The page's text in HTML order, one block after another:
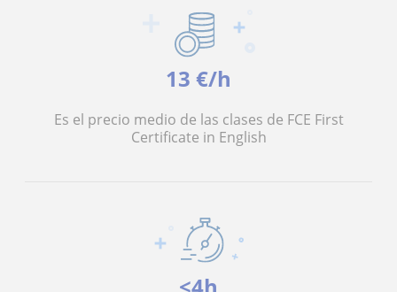
13 €/h
Es el precio medio de las clases de FCE First
Certificate in English
<4h